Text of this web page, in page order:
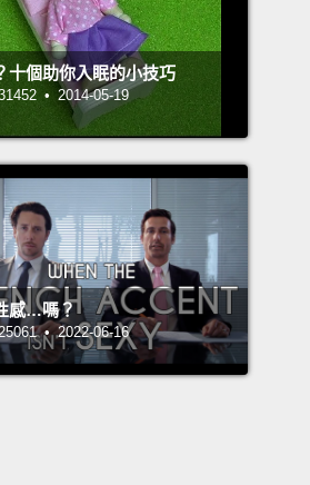
the door? Yeah, I'm pretty
很確定我有鎖。
earlier.
think about ghosts. God
十個助你入眠的小技巧
• 2014-05-19
感…嗎？
• 2022-06-16